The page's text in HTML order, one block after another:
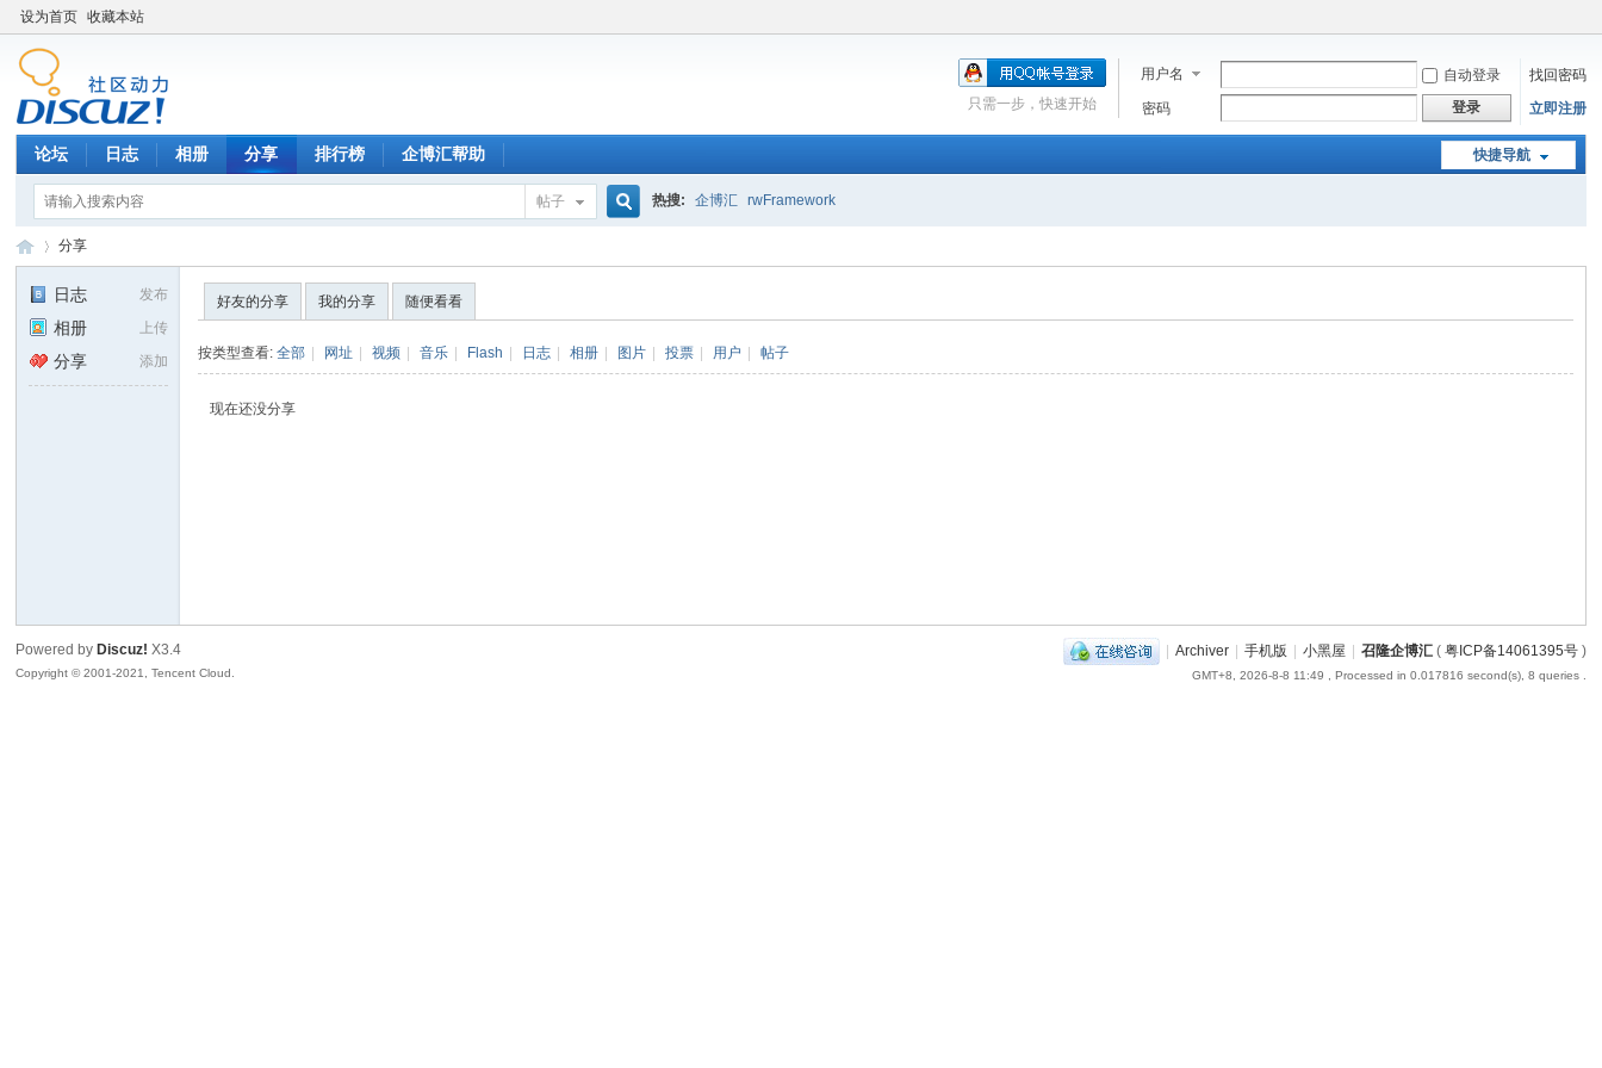
设为首页 收藏本站
用户名 自动登录
找回密码
密码
登录 立即注册
只需一步，快速开始
快捷导航
论坛 日志 相册 分享 排行榜 企博汇帮助
帖子 热搜: 企博汇 rwFramework
分享
发布
日志
上传
相册
添加
分享
好友的分享 我的分享 随便看看
按类型查看:全部 网址 视频 音乐 Flash 日志 相册 图片 投票 用户 帖子
现在还没分享
| Archiver | 手机版 | 小黑屋 | 召隆企博汇( 粤ICP备14061395号)
GMT+8, 2026-8-8 11:49 , Processed in 0.017816 second(s), 8 queries .
Powered by Discuz! X3.4
Copyright © 2001-2021, Tencent Cloud.